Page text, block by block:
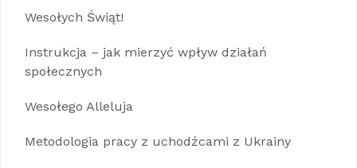
Wesołych Świąt!
Instrukcja – jak mierzyć wpływ działań
społecznych
Wesołego Alleluja
Metodologia pracy z uchodźcami z Ukrainy